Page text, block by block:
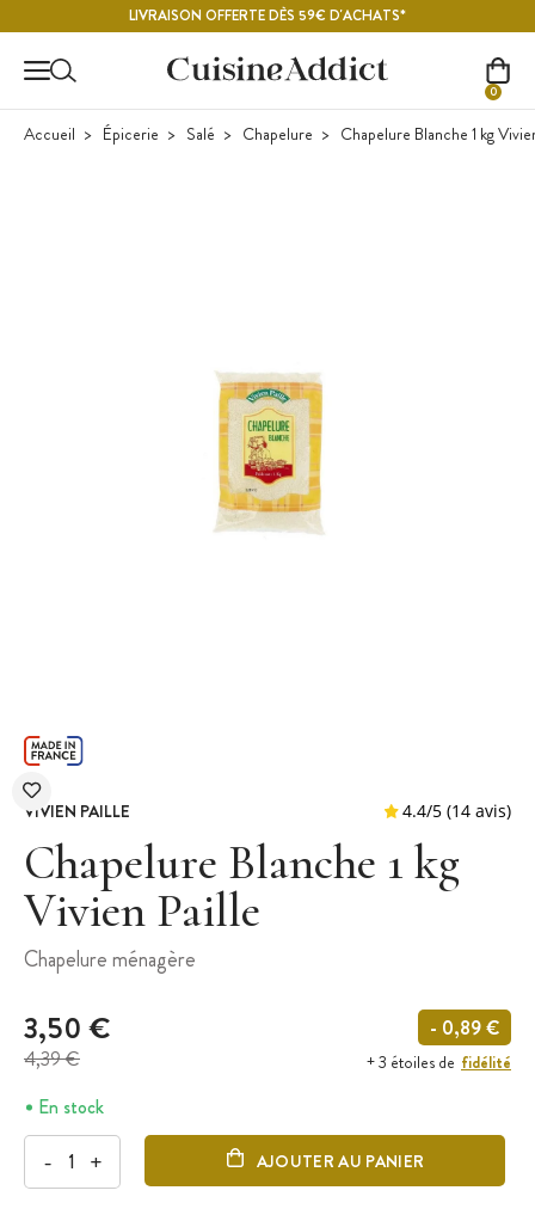
LIVRAISON OFFERTE DÈS 59€ D'ACHATS*
0
Accueil Épicerie Salé Chapelure Chapelure Blanche 1 kg
VIVIEN PAILLE
Chapelure Blanche 1 kg
Vivien Paille
Chapelure ménagère
3,50 €
4,39 €
- 0,89 €
+ 3 étoiles de fidélité
En stock
- + AJOUTER AU PANIER